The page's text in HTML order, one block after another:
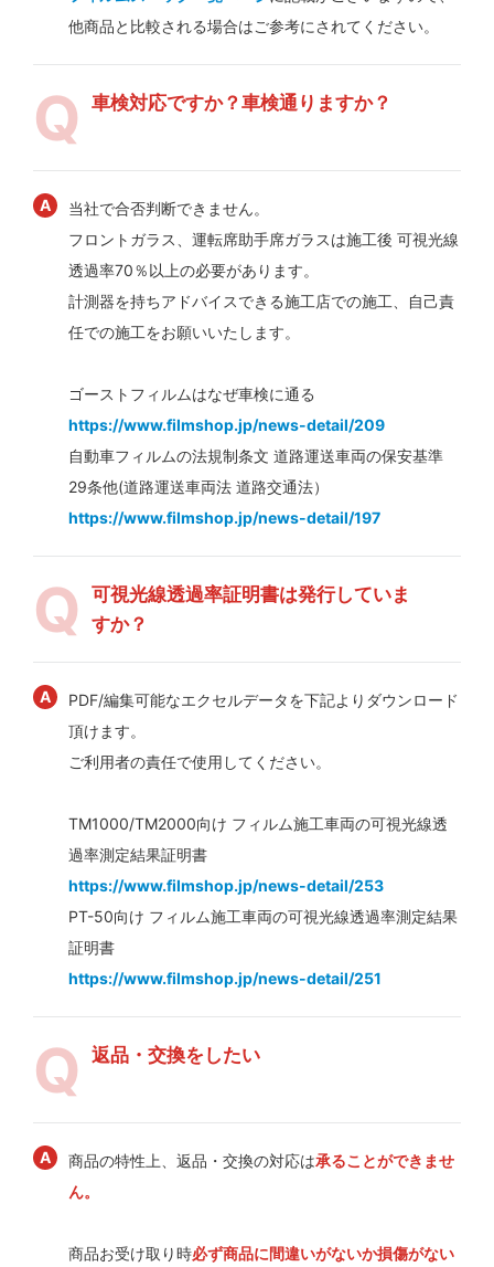
他商品と比較される場合はご参考にされてください。
車検対応ですか？車検通りますか？
当社で合否判断できません。
フロントガラス、運転席助手席ガラスは施工後 可視光線
透過率70％以上の必要があります。
計測器を持ちアドバイスできる施工店での施工、自己責
任での施工をお願いいたします。
ゴーストフィルムはなぜ車検に通る
https://www.filmshop.jp/news-detail/209
自動車フィルムの法規制条文 道路運送車両の保安基準
29条他(道路運送車両法 道路交通法）
https://www.filmshop.jp/news-detail/197
可視光線透過率証明書は発行していま
すか？
PDF/編集可能なエクセルデータを下記よりダウンロード
頂けます。
ご利用者の責任で使用してください。
TM1000/TM2000向け フィルム施工車両の可視光線透
過率測定結果証明書
https://www.filmshop.jp/news-detail/253
PT-50向け フィルム施工車両の可視光線透過率測定結果
証明書
https://www.filmshop.jp/news-detail/251
返品・交換をしたい
商品の特性上、返品・交換の対応は承ることができませ
ん。
商品お受け取り時必ず商品に間違いがないか損傷がない